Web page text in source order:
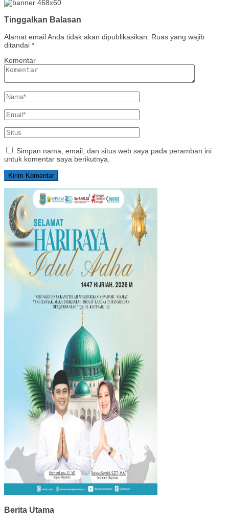
Tinggalkan Balasan
Alamat email Anda tidak akan dipublikasikan. Ruas yang wajib
ditandai *
Komentar
Simpan nama, email, dan situs web saya pada peramban ini
untuk komentar saya berikutnya.
Berita Utama